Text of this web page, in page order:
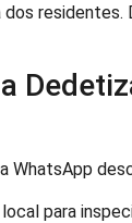
residentes.
WhatsApp
para